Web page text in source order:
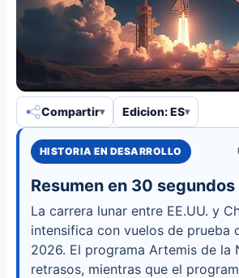
Compartir Edicion: ES
HISTORIA EN DESARROLLO
Resumen en 30 segundos
La carrera lunar entre EE.UU. y
intensifica con vuelos de prueba
2026. El programa Artemis de la
retrasos, mientras que el